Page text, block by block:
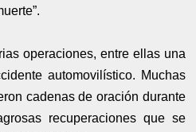
operaciones, entre ellas una
automovilístico. Muchas
cadenas de oración durante
recuperaciones que se